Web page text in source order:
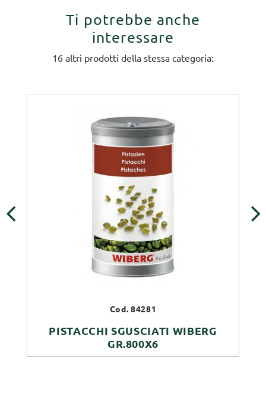
Ti potrebbe anche
interessare
16 altri prodotti della stessa categoria:
Cod. 84281
PISTACCHI SGUSCIATI WIBERG
GR.800X6